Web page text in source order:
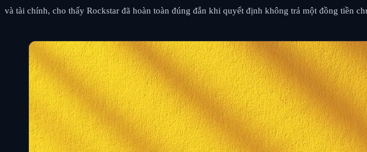
và tài chính, cho thấy Rockstar đã hoàn toàn đúng đắn khi quyết định không trả một đồng tiền